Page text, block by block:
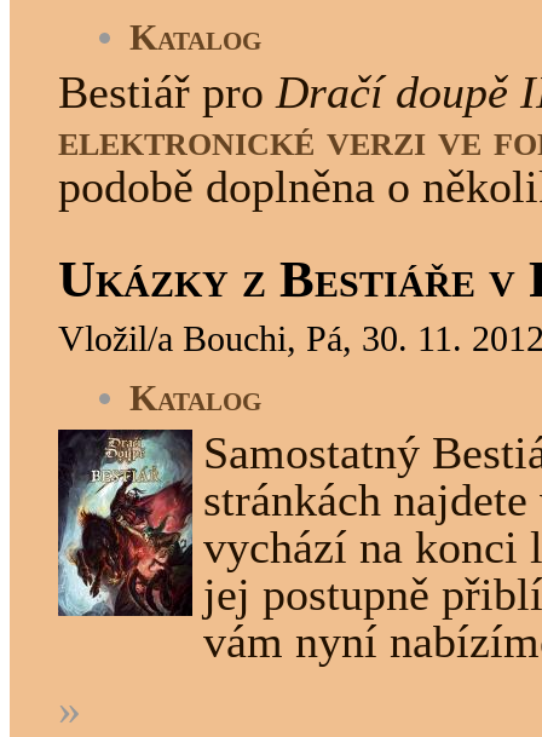
Katalog
Bestiář pro Dračí doupě
elektronické verzi ve
podobě doplněna o
Ukázky z Bestiáře v
Vložil/a Bouchi, Pá, 30. 11.
Katalog
Samostatný
stránkách
vychází na konci
jej postupně
vám nyní
»